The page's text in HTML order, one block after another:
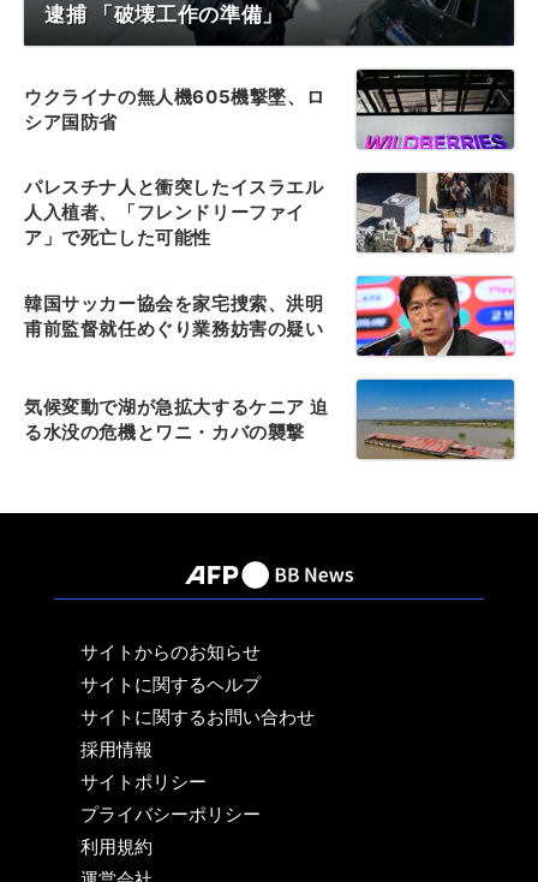
逮捕 「破壊工作の準備」
ウクライナの無人機605機撃墜、ロ
シア国防省
パレスチナ人と衝突したイスラエル
人入植者、「フレンドリーファイ
ア」で死亡した可能性
韓国サッカー協会を家宅捜索、洪明
甫前監督就任めぐり業務妨害の疑い
気候変動で湖が急拡大するケニア 迫
る水没の危機とワニ・カバの襲撃
サイトからのお知らせ
サイトに関するヘルプ
サイトに関するお問い合わせ
採用情報
サイトポリシー
プライバシーポリシー
利用規約